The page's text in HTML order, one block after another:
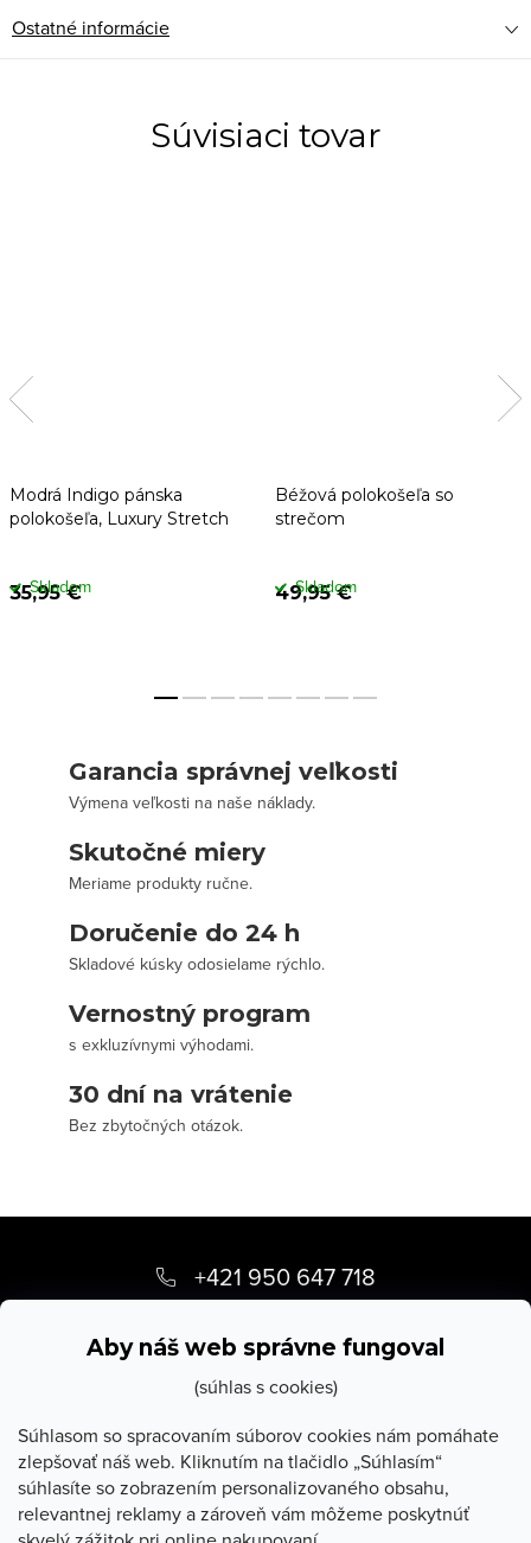
Aby náš web správne fungoval
(súhlas s cookies)
Súhlasom so spracovaním súborov cookies nám pomáhate
zlepšovať náš web. Kliknutím na tlačidlo „Súhlasím“
súhlasíte so zobrazením personalizovaného obsahu,
relevantnej reklamy a zároveň vám môžeme poskytnúť
Ostatné informácie
Súvisiaci tovar
Modrá Indigo pánska
polokošeľa, Luxury Stretch
35,95 €
Skladom
Béžová polokošeľa so
strečom
49,95 €
Skladom
Garancia správnej veľkosti
Výmena veľkosti na naše náklady.
Skutočné miery
Meriame produkty ručne.
Doručenie do 24 h
Skladové kúsky odosielame rýchlo.
Vernostný program
s exkluzívnymi výhodami.
30 dní na vrátenie
Bez zbytočných otázok.
p
+421 950 647 718
O Stevula